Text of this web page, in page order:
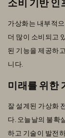
소비 기반 인
가상화는 내부적
더 많이 소비되고
된 기능을 제공하
니다.
미래를 위한
잘 설계된 가상화
다. 오늘날의 불확
하고 기술이 발전